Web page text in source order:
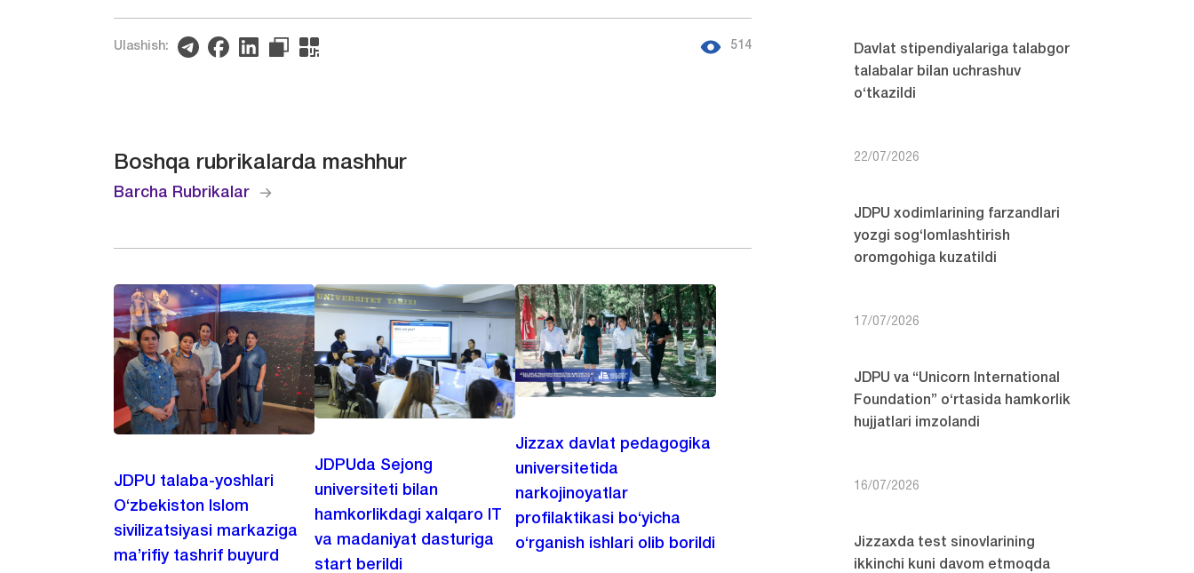
Ulashish: 514
Boshqa rubrikalarda mashhur
Barcha Rubrikalar
JDPU talaba-yoshlari
O‘zbekiston Islom
sivilizatsiyasi markaziga
ma’rifiy tashrif buyurd
JDPUda Sejong
universiteti bilan
hamkorlikdagi xalqaro IT
va madaniyat dasturiga
start berildi
Jizzax davlat pedagogika
universitetida
narkojinoyatlar
profilaktikasi bo‘yicha
o‘rganish ishlari olib borildi
Davlat stipendiyalariga talabgor
talabalar bilan uchrashuv
o‘tkazildi
22/07/2026
JDPU xodimlarining farzandlari
yozgi sog‘lomlashtirish
oromgohiga kuzatildi
17/07/2026
JDPU va “Unicorn International
Foundation” o‘rtasida hamkorlik
hujjatlari imzolandi
16/07/2026
Jizzaxda test sinovlarining
ikkinchi kuni davom etmoqda